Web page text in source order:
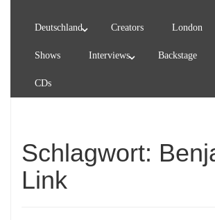
Deutschland Creators London
Shows Interviews Backstage
CDs
Schlagwort:
Link